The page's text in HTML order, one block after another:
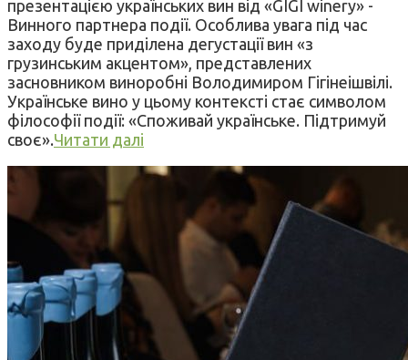
презентацією українських вин від «GIGI winery» -
Винного партнера події. Особлива увага під час
заходу буде приділена дегустації вин «з
грузинським акцентом», представлених
засновником виноробні Володимиром Гігінеішвілі.
Українське вино у цьому контексті стає символом
філософії події: «Споживай українське. Підтримуй
своє».Читати далі